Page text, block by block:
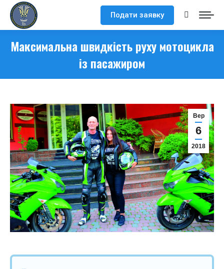
Подати заявку Search:
Максимальна швидкість руху мотоцикла
із пасажиром
Вер
6
2018